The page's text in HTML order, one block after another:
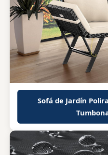
Sofá de Jardín